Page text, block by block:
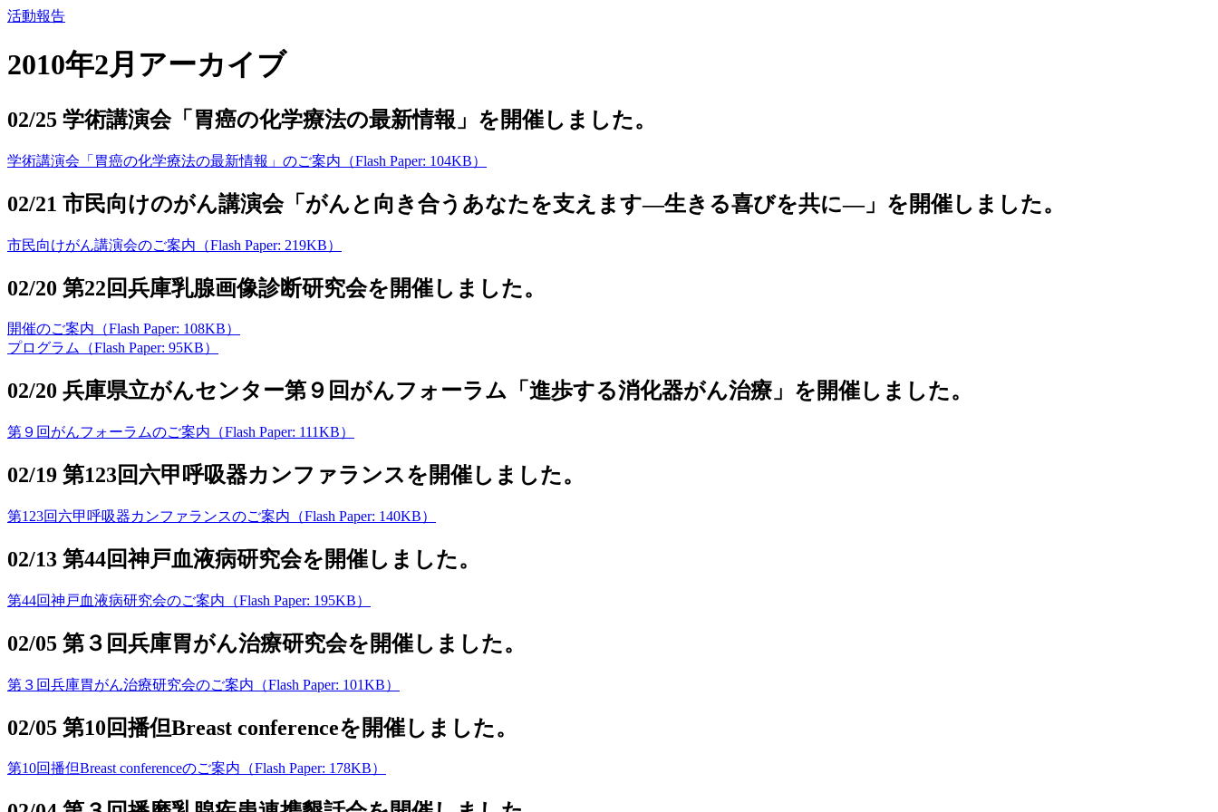
活動報告
2010年2月アーカイブ
02/25 学術講演会「胃癌の化学療法の最新情報」を開催しました。
学術講演会「胃癌の化学療法の最新情報」のご案内（Flash Paper: 104KB）
02/21 市民向けのがん講演会「がんと向き合うあなたを支えます—生きる喜びを共に—」を開催しました。
市民向けがん講演会のご案内（Flash Paper: 219KB）
02/20 第22回兵庫乳腺画像診断研究会を開催しました。
開催のご案内（Flash Paper: 108KB）
プログラム（Flash Paper: 95KB）
02/20 兵庫県立がんセンター第９回がんフォーラム「進歩する消化器がん治療」を開催しました。
第９回がんフォーラムのご案内（Flash Paper: 111KB）
02/19 第123回六甲呼吸器カンファランスを開催しました。
第123回六甲呼吸器カンファランスのご案内（Flash Paper: 140KB）
02/13 第44回神戸血液病研究会を開催しました。
第44回神戸血液病研究会のご案内（Flash Paper: 195KB）
02/05 第３回兵庫胃がん治療研究会を開催しました。
第３回兵庫胃がん治療研究会のご案内（Flash Paper: 101KB）
02/05 第10回播但Breast conferenceを開催しました。
第10回播但Breast conferenceのご案内（Flash Paper: 178KB）